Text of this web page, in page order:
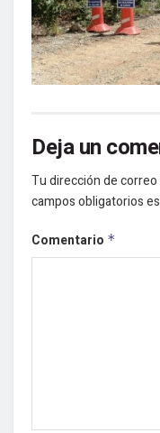
Deja un
Tu dirección de
campos obligatorios
Comentario *